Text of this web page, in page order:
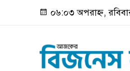
০৬:০৩ অপরাহ্ন,